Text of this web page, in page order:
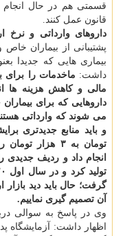
قسمتی هم در حال
قانون عمل كنند.
داروهای وارداتی و نرخ
پشتیبانی از بیماران
بیماری هایی كه جدیدا
داشت: ماخدمات را
مالی و كاهش هزینه ها
داروهایی كه برای
می شوند كه وارداتی
و باید منابع جدیدتری
تومان به ۳
انجام داد و ردیف جدیدی
گرفت؛ حال باید دید
آن تصمیم گیری نماییم.
وی در پاسخ به سوالی
اظهار داشت: آزمایشگاه